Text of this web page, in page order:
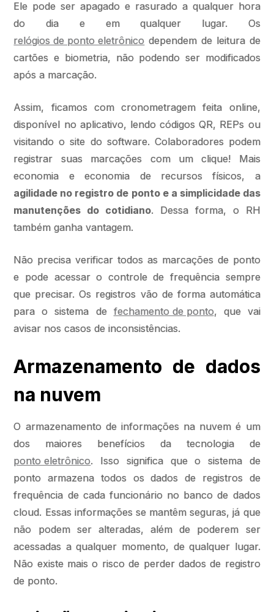
Ele pode ser apagado e rasurado a qualquer hora
do dia e em qualquer lugar. Os
relógios de ponto eletrônico dependem de leitura de
cartões e biometria, não podendo ser modificados
após a marcação.
Assim, ficamos com cronometragem feita online,
disponível no aplicativo, lendo códigos QR, REPs ou
visitando o site do software. Colaboradores podem
registrar suas marcações com um clique! Mais
economia e economia de recursos físicos, a
agilidade no registro de ponto e a simplicidade das
manutenções do cotidiano. Dessa forma, o RH
também ganha vantagem.
Não precisa verificar todos as marcações de ponto
e pode acessar o controle de frequência sempre
que precisar. Os registros vão de forma automática
para o sistema de fechamento de ponto, que vai
avisar nos casos de inconsistências.
Armazenamento de dados
na nuvem
O armazenamento de informações na nuvem é um
dos maiores benefícios da tecnologia de
ponto eletrônico. Isso significa que o sistema de
ponto armazena todos os dados de registros de
frequência de cada funcionário no banco de dados
cloud. Essas informações se mantêm seguras, já que
não podem ser alteradas, além de poderem ser
acessadas a qualquer momento, de qualquer lugar.
Não existe mais o risco de perder dados de registro
de ponto.